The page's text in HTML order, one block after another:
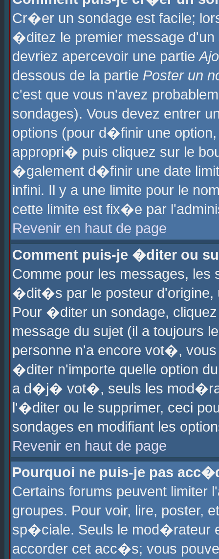
Cr�er un sondage est facile;
�ditez le premier message
devriez apercevoir une partie
dessous de la partie Poster un
c'est que vous n'avez
sondages). Vous devez entrer
options (pour d�finir une
appropri� puis cliquez sur le
�galement d�finir une date
infini. Il y a une limite pour le
cette limite est fix�e par
Revenir en haut de page
Comment puis-je �diter ou
Comme pour les messages,
�dit�s par le posteur d'origine,
Pour �diter un sondage,
message du sujet (il a toujours
personne n'a encore vot�,
�diter n'importe quelle option
a d�j� vot�, seuls les
l'�diter ou le supprimer, ceci
sondages en modifiant les
Revenir en haut de page
Pourquoi ne puis-je pas
Certains forums peuvent
groupes. Pour voir, lire, poster,
sp�ciale. Seuls le mod�rateur
accorder cet acc�s; vous